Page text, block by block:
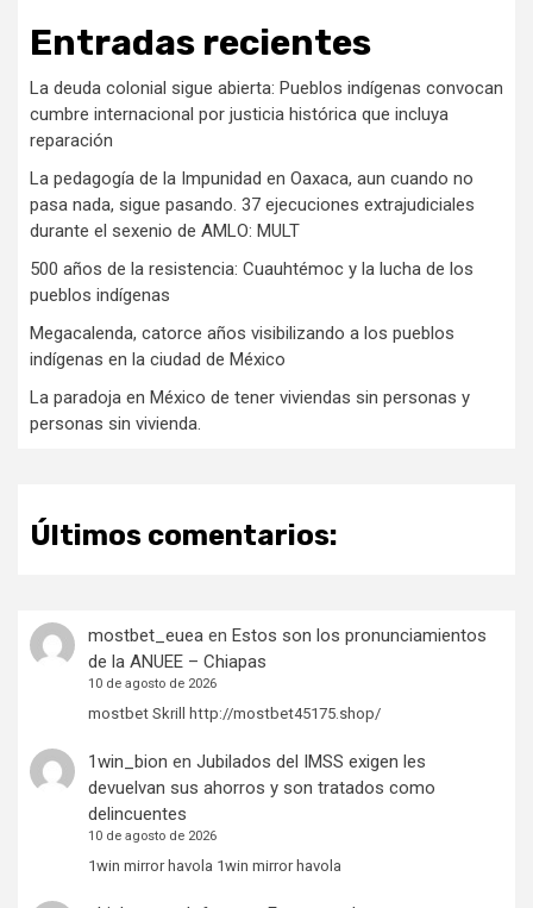
Entradas recientes
La deuda colonial sigue abierta: Pueblos indígenas convocan
cumbre internacional por justicia histórica que incluya
reparación
La pedagogía de la Impunidad en Oaxaca, aun cuando no
pasa nada, sigue pasando. 37 ejecuciones extrajudiciales
durante el sexenio de AMLO: MULT
500 años de la resistencia: Cuauhtémoc y la lucha de los
pueblos indígenas
Megacalenda, catorce años visibilizando a los pueblos
indígenas en la ciudad de México
La paradoja en México de tener viviendas sin personas y
personas sin vivienda.
Últimos comentarios:
mostbet_eueaen Estos son los pronunciamientos
de la ANUEE – Chiapas
10 de agosto de 2026
mostbet Skrill http://mostbet45175.shop/
1win_bion en Jubilados del IMSS exigen les
devuelvan sus ahorros y son tratados como
delincuentes
10 de agosto de 2026
1win mirror havola 1win mirror havola